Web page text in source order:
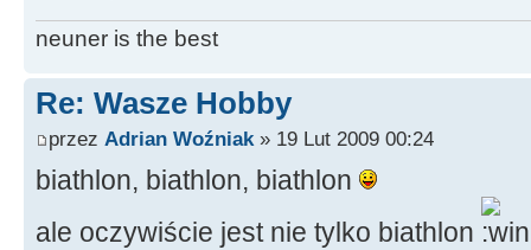
neuner is the best
Re: Wasze Hobby
przez Adrian Woźniak » 19 Lut 2009 00:24
biathlon, biathlon, biathlon
ale oczywiście jest nie tylko biathlon